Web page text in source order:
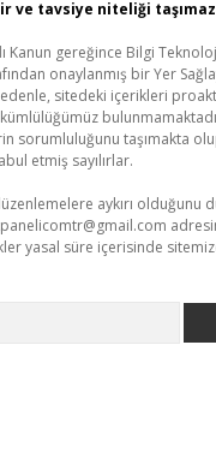
ve tavsiye niteliği
Kanun gereğince Bilgi
onaylanmış bir Yer
sitedeki içerikleri
sorumluluğunu taşımakta
etmiş sayılırlar.
aykırı olduğunu
yasal süre içerisinde